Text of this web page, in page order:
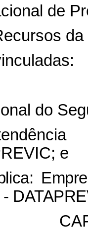
de
do
e